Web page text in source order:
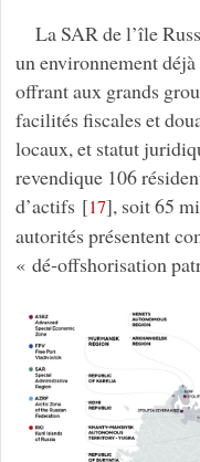
La SAR de l’île
un environnement
offrant aux grands
facilités fiscales et
locaux, et statut
revendique 106
d’actifs [17], soit 65
autorités présentent
« dé‑offshorisation